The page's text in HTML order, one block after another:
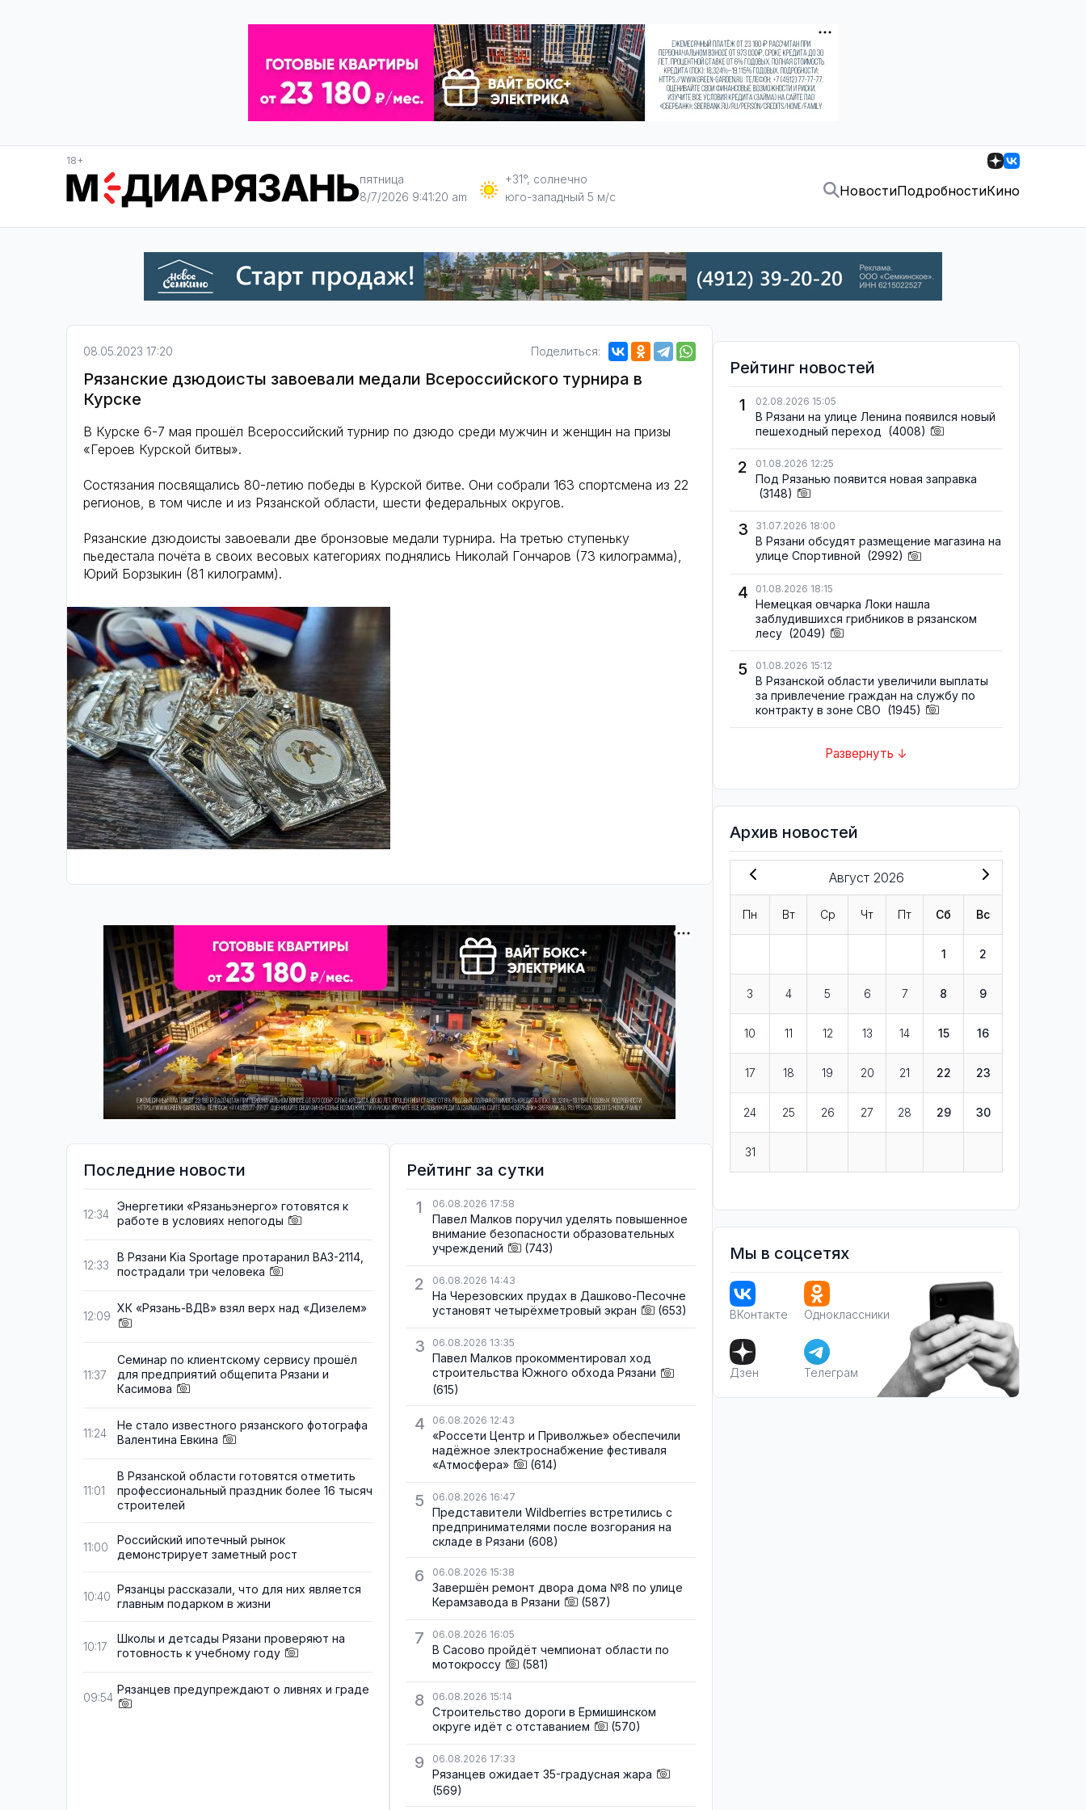
18+
пятница
8/7/2026 9:41:21 am
+31°, солнечно
юго-западный 5 м/с
НовостиПодробностиКино
08.05.2023 17:20 Поделиться:
Рязанские дзюдоисты завоевали медали Всероссийского турнира в
Курске
В Курске 6-7 мая прошёл Всероссийский турнир по дзюдо среди мужчин и женщин на призы
«Героев Курской битвы».
Состязания посвящались 80-летию победы в Курской битве. Они собрали 163 спортсмена из 22
регионов, в том числе и из Рязанской области, шести федеральных округов.
Рязанские дзюдоисты завоевали две бронзовые медали турнира. На третью ступеньку
пьедестала почёта в своих весовых категориях поднялись Николай Гончаров (73 килограмма),
Юрий Борзыкин (81 килограмм).
Последние новости
12:34
Энергетики «Рязаньэнерго» готовятся к
работе в условиях непогоды
12:33
В Рязани Kia Sportage протаранил ВАЗ-2114,
пострадали три человека
12:09
ХК «Рязань-ВДВ» взял верх над «Дизелем»
11:37
Семинар по клиентскому сервису прошёл
для предприятий общепита Рязани и
Касимова
11:24
Не стало известного рязанского фотографа
Валентина Евкина
11:01
В Рязанской области готовятся отметить
профессиональный праздник более 16 тысяч
строителей
11:00
Российский ипотечный рынок
демонстрирует заметный рост
10:40
Рязанцы рассказали, что для них является
главным подарком в жизни
10:17
Школы и детсады Рязани проверяют на
готовность к учебному году
09:54
Рязанцев предупреждают о ливнях и граде
Рейтинг за сутки
1
06.08.2026 17:58
Павел Малков поручил уделять повышенное
внимание безопасности образовательных
учреждений
(743)
2 06.08.2026 14:43
На Черезовских прудах в Дашково-Песочне
установят четырёхметровый экран
(653)
3 06.08.2026 13:35
Павел Малков прокомментировал ход
строительства Южного обхода Рязани
(615)
4 06.08.2026 12:43
«Россети Центр и Приволжье» обеспечили
надёжное электроснабжение фестиваля
«Атмосфера»
(614)
5 06.08.2026 16:47
Представители Wildberries встретились с
предпринимателями после возгорания на
складе в Рязани (608)
6 06.08.2026 15:38
Завершён ремонт двора дома №8 по улице
Керамзавода в Рязани
(587)
7 06.08.2026 16:05
В Сасово пройдёт чемпионат области по
мотокроссу
(581)
8 06.08.2026 15:14
Строительство дороги в Ермишинском
округе идёт с отставанием
(570)
9 06.08.2026 17:33
Рязанцев ожидает 35-градусная жара
(569)
Рейтинг новостей
1
02.08.2026 15:05
В Рязани на улице Ленина появился новый
пешеходный переход (4008)
2 01.08.2026 12:25
Под Рязанью появится новая заправка
(3148)
3 31.07.2026 18:00
В Рязани обсудят размещение магазина на
улице Спортивной (2992)
4 01.08.2026 18:15
Немецкая овчарка Локи нашла
заблудившихся грибников в рязанском
лесу (2049)
5 01.08.2026 15:12
В Рязанской области увеличили выплаты
за привлечение граждан на службу по
контракту в зоне СВО (1945)
Развернуть ↓
Архив новостей
Август 2026
Пн Вт Ср Чт Пт Сб Вс
1 2
3 4 5 6 7 8 9
10 11 12 13 14 15 16
17 18 19 20 21 22 23
24 25 26 27 28 29 30
31
Мы в соцсетях
ВКонтакте Одноклассники
Дзен Телеграм